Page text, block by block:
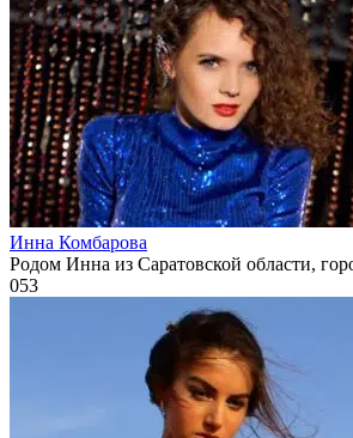
Инна Комбарова
Родом Инна из Саратовской области,
053